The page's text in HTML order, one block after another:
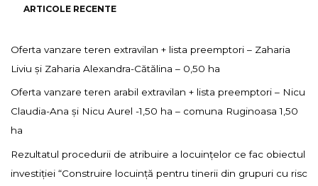
ARTICOLE RECENTE
Oferta vanzare teren extravilan + lista preemptori – Zaharia
Liviu și Zaharia Alexandra-Cătălina – 0,50 ha
Oferta vanzare teren arabil extravilan + lista preemptori – Nicu
Claudia-Ana și Nicu Aurel -1,50 ha – comuna Ruginoasa 1,50
ha
Rezultatul procedurii de atribuire a locuințelor ce fac obiectul
investiției “Construire locuință pentru tinerii din grupuri cu risc